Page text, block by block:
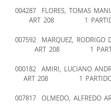
004287 FLORES, TOMAS
ART 208 1
007592 MARQUEZ,
ART 208 1
000182 AMIRI, LUCIANO
ART 208 1
007817 OLMEDO, ALFREDO